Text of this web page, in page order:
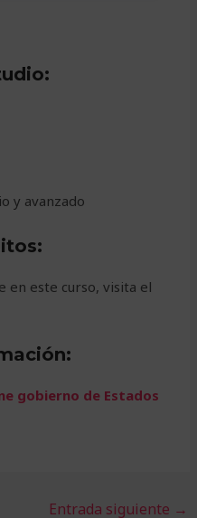
y avanzado
en este curso, visita el
gobierno de Estados
Entrada siguiente →